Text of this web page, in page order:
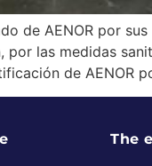
de AENOR por
las medidas
de AENOR
The